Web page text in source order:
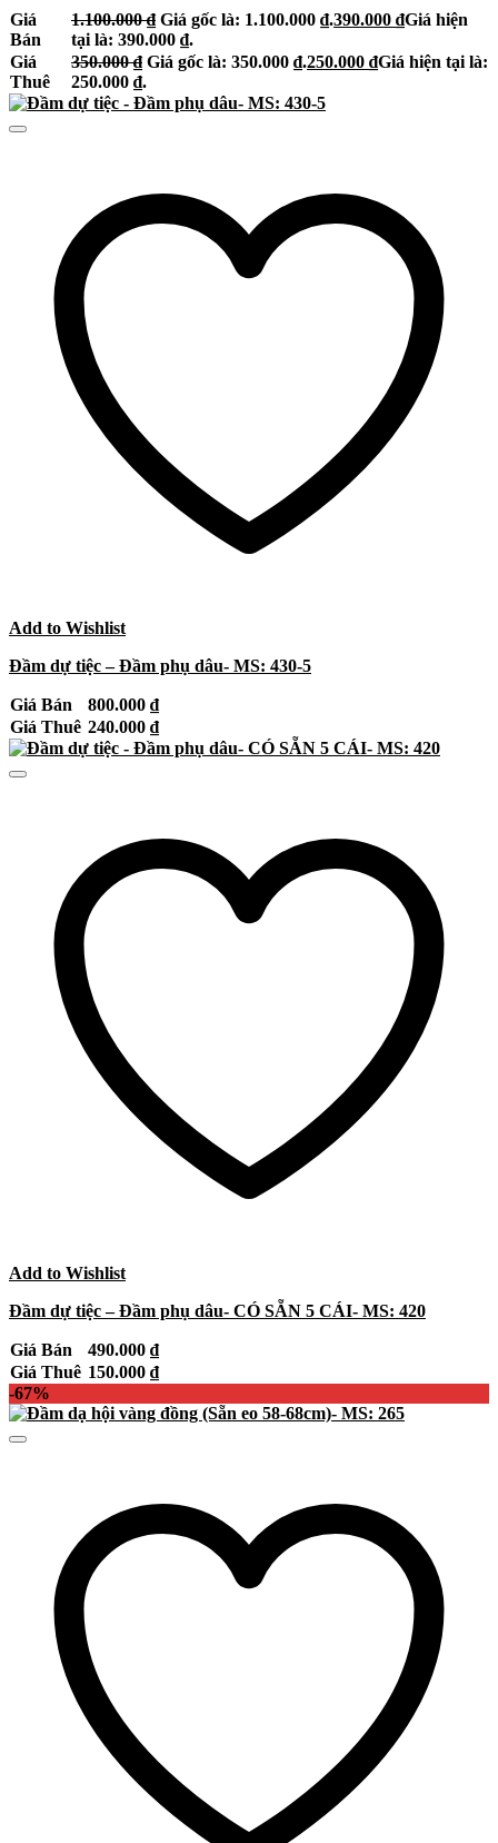
Giá
Bán
1.100.000₫ Giá gốc là: 1.100.000 ₫.390.000 ₫Giá hiện
tại là: 390.000 ₫.
Giá
Thuê
350.000₫ Giá gốc là: 350.000 ₫.250.000 ₫Giá hiện tại là:
250.000 ₫.
Add to Wishlist
Đầm dự tiệc – Đầm phụ dâu- MS: 430-5
Giá Bán 800.000 ₫
Giá Thuê 240.000 ₫
Add to Wishlist
Đầm dự tiệc – Đầm phụ dâu- CÓ SẴN 5 CÁI- MS: 420
Giá Bán 490.000 ₫
Giá Thuê 150.000 ₫
-67%